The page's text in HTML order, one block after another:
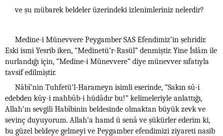
ve şu mübarek beldeler üzerindeki izlenimleriniz nelerdir?
Medine-i Münevvere Peygamber SAS Efendimiz’in şehridir.
Eski ismi Yesrib iken, “Medinetü’r-Rasül” denmiştir. Yine İslâm ile
nurlandığı için, “Medine-i Münevvere” diye münevver sıfatıyla
tavsif edilmiştir.
Nâbî’nin Tuhfetü’l-Harameyn isimli eserinde, “Sakın sû-i
edebden kûy-i mahbûb-i hüdâdır bu!” kelimeleriyle anlattığı,
Allah’ın sevgili Habîbinin beldesinde olmaktan büyük zevk ve
sevinç duyuyorum. Allah’a hamd ü senâ ve şükürler ederim ki,
bu güzel beldeye gelmeyi ve Peygamber efendimizi ziyareti nasib